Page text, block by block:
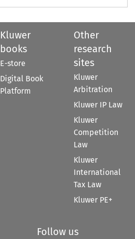
Kluwer
books
E-store
Digital Book
Platform
Other
research
sites
Kluwer
Arbitration
Kluwer IP Law
Kluwer
Competition
Law
Kluwer
International
Tax Law
Kluwer PE+
Follow us